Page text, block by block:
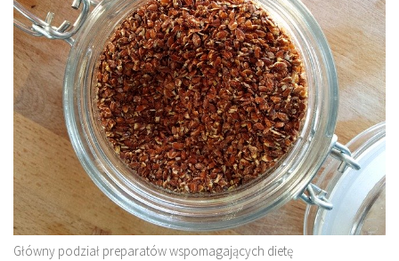
Główny podział preparatów wspomagających dietę